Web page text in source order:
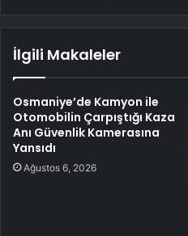
İlgili Makaleler
Osmaniye’de Kamyon ile
Otomobilin Çarpıştığı Kaza
Anı Güvenlik Kamerasına
Yansıdı
Ağustos 6, 2026